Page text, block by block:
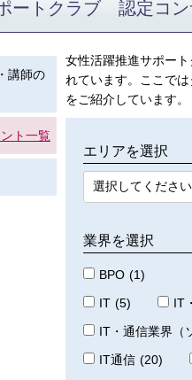
ートクラブ 認定コン
女性活躍推進サポー
れています。ここで
をご紹介しています。
エリアを選択
業界を選択
BPO (1)
IT (5) IT
IT・通信業界（
IT通信 (20)
講師の
ト一覧